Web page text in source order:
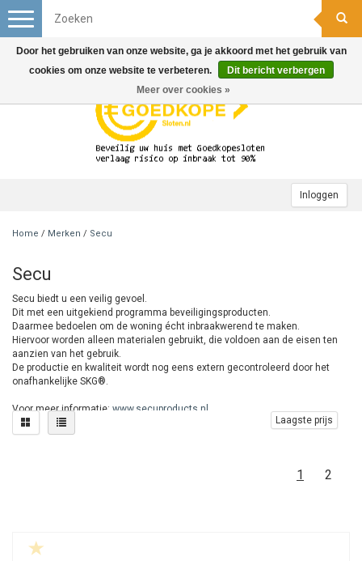
Inloggen
Toggle
navigation
Home / Merken / Secu
Secu
Secu biedt u een veilig gevoel.
Dit met een uitgekiend programma beveiligingsproducten.
Daarmee bedoelen om de woning écht inbraakwerend te maken.
Hiervoor worden alleen materialen gebruikt, die voldoen aan de eisen ten
aanzien van het gebruik.
De productie en kwaliteit wordt nog eens extern gecontroleerd door het
onafhankelijke SKG®.
Voor meer informatie: www.secuproducts.nl
Laagste prijs
1 2
Door het gebruiken van onze website, ga je akkoord met het gebruik van
cookies om onze website te verbeteren.
Dit bericht verbergen
Meer over cookies »